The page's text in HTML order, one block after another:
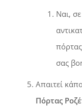
Ναι,
σας
Απαιτεί
Πόρτας